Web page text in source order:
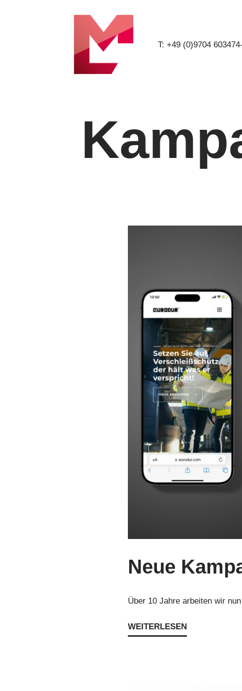
T: +49 (0)9704
Neue
Über 10 Jahre arbeiten wir
WEITERLESEN